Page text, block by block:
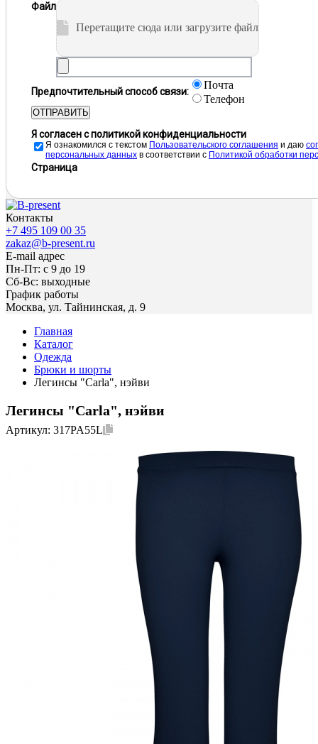
Файл
Перетащите сюда или загрузите файл
Предпочтительный способ связи:
Почта
Телефон
ОТПРАВИТЬ
Я согласен с политикой конфиденциальности
Я ознакомился с текстом Пользовательского соглашения и даю
персональных данных в соответствии с Политикой обработки
Страница
Контакты
+7 495 109 00 35
zakaz@b-present.ru
E-mail адрес
Пн-Пт: с 9 до 19
Сб-Вс: выходные
График работы
Москва, ул. Тайнинская, д. 9
Главная
Каталог
Одежда
Брюки и шорты
Легинсы "Carla", нэйви
Легинсы "Carla", нэйви
Артикул: 317PA55L